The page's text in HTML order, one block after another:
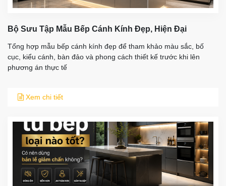
Bộ Sưu Tập Mẫu Bếp Cánh Kính Đẹp, Hiện Đại
Tổng hợp mẫu bếp cánh kính đẹp để tham khảo màu sắc, bố
cục, kiểu cánh, bàn đảo và phong cách thiết kế trước khi lên
phương án thực tế
Xem chi tiết